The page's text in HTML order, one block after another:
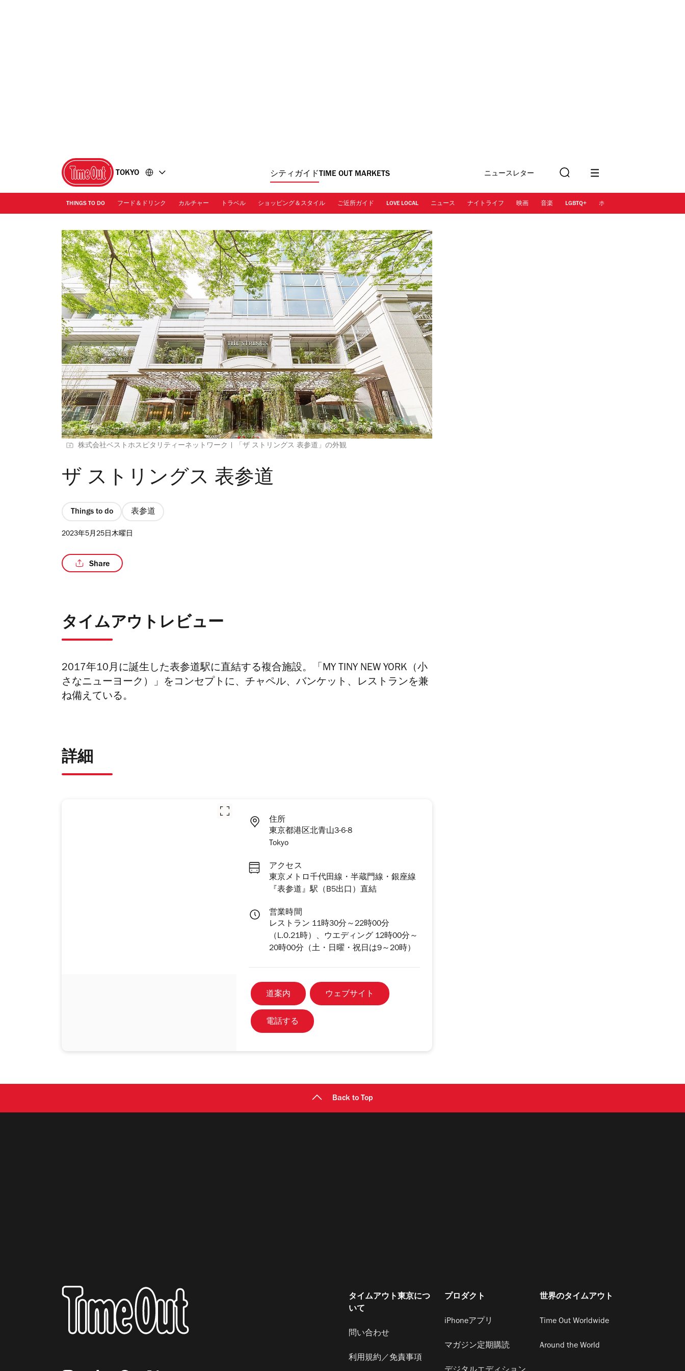
TOKYO シティガイド TIME OUT MARKETS ニュースレター
に登録
索
THINGS TO DO フード＆ドリンク カルチャー トラベル ショッピング＆スタイル ご近所ガイド LOVE LOCAL ニュース ナイトライフ 映画 音楽 LGBTQ+ ホテル
株式会社ベストホスピタリティーネットワーク | 「ザ ストリングス 表参道」の外観
ザ ストリングス 表参道
Things to do 表参道
2023年5月25日木曜日
Share
タイムアウトレビュー
2017年10月に誕生した表参道駅に直結する複合施設。「MY TINY NEW YORK（小
さなニューヨーク） 」をコンセプトに、 チャペル、バンケット、レストランを兼
ね備えている。
詳細
住所
東京都港区北青山3-6-8
Tokyo
アクセス
東京メトロ千代田線・半蔵門線・銀座線
『表参道』駅（B5出口）直結
営業時間
レストラン 11時30分～22時00分
（L.O.21時）、ウエディング 12時00分～
20時00分（土・日曜・祝日は9～20時）
道案内 ウェブサイト
電話する
Back to Top
タイムアウト東京につ
いて
問い合わせ
利用規約／免責事項
プロダクト
iPhoneアプリ
マガジン定期購読
世界のタイムアウト
Time Out Worldwide
Around the World